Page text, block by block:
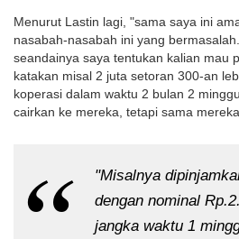
Menurut Lastin lagi, "sama saya ini
nasabah-nasabah ini yang
seandainya saya tentukan kalian mau
katakan misal 2 juta setoran 300-an
koperasi dalam waktu 2 bulan 2
cairkan ke mereka, tetapi sama
"Misalnya
dengan nominal
jangka waktu 1